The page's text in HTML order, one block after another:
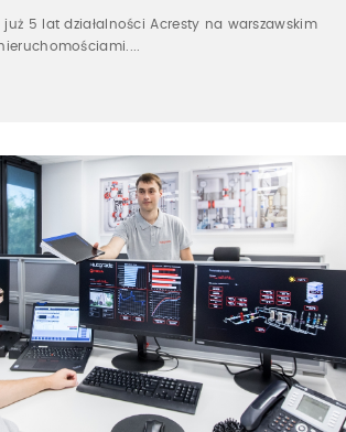
5 lat działalności Acresty na warszawskim